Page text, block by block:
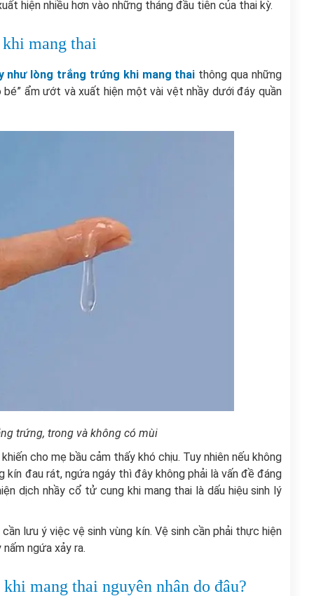
hiện nhiều hơn vào những tháng đầu tiên của thai kỳ.
mang thai
như lòng trắng trứng khi mang thai thông qua những
bé” ẩm ướt và xuất hiện một vài vệt nhầy dưới đáy quần
trứng, trong và không có mùi
cho mẹ bầu cảm thấy khó chịu. Tuy nhiên nếu không
kín đau rát, ngứa ngáy thì đây không phải là vấn đề đáng
dịch nhầy cổ tử cung khi mang thai là dấu hiệu sinh lý
lưu ý việc vệ sinh vùng kín. Vệ sinh cần phải thực hiện
ngứa xảy ra.
mang thai nguyên nhân do đâu?